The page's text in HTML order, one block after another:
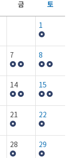
금 토
1
7 8
14 15
21 22
28 29